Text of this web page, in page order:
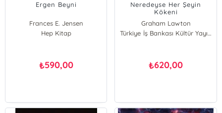
Ergen Beyni
Frances E. Jensen
Amy Ellis Nutt
Hep Kitap
₺590,00
Neredeyse Her Şeyin
Kökeni
Graham Lawton
Türkiye İş Bankası Kültür Yayınları
₺620,00